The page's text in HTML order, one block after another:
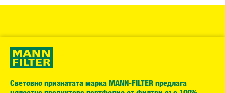
Световно признатата марка MANN-FILTER предлага